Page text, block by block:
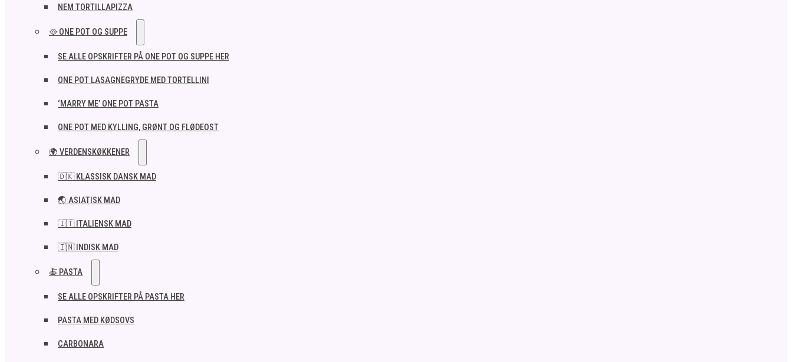
NEM TORTILLAPIZZA
🥘 ONE POT OG SUPPE
SE ALLE OPSKRIFTER PÅ ONE POT OG SUPPE HER
ONE POT LASAGNEGRYDE MED TORTELLINI
‘MARRY ME’ ONE POT PASTA
ONE POT MED KYLLING, GRØNT OG FLØDEOST
🌍 VERDENSKØKKENER
🇩🇰 KLASSISK DANSK MAD
🌏 ASIATISK MAD
🇮🇹 ITALIENSK MAD​
🇮🇳 INDISK MAD​
🍝 PASTA
SE ALLE OPSKRIFTER PÅ PASTA HER
PASTA MED KØDSOVS
CARBONARA